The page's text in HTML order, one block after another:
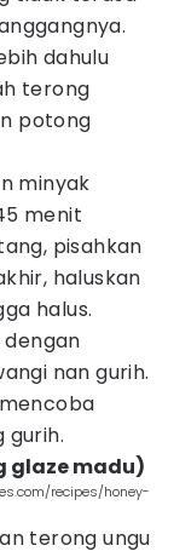
dahulu
terong
potong
minyak
menit
pisahkan
haluskan
halus.
dengan
nan gurih.
gurih.
glaze madu)
recipes/honey-
terong ungu